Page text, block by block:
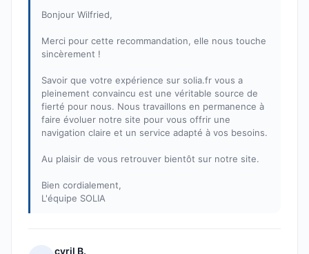
Bonjour Wilfried,
Merci pour cette recommandation, elle nous touche
sincèrement !
Savoir que votre expérience sur solia.fr vous a
pleinement convaincu est une véritable source de
fierté pour nous. Nous travaillons en permanence à
faire évoluer notre site pour vous offrir une
navigation claire et un service adapté à vos besoins.
Au plaisir de vous retrouver bientôt sur notre site.
Bien cordialement,
L'équipe SOLIA
cyril B.